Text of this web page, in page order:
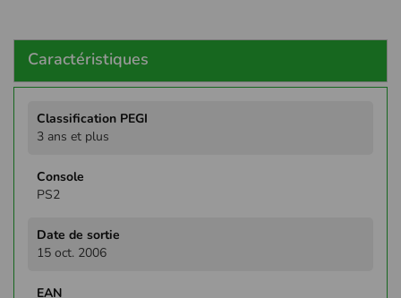
Caractéristiques
d'infos
3 ans et plus
PS2
15 oct. 2006